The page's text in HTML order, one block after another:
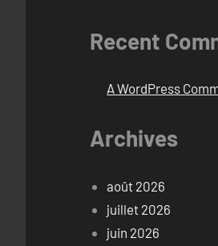
Recent
A WordPress
Archives
août 2026
juillet 2026
juin 2026